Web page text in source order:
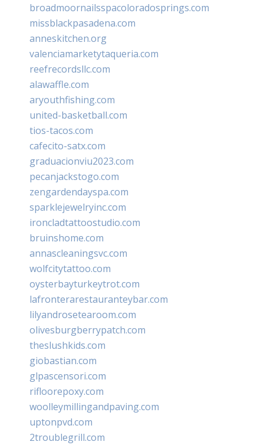
broadmoornailsspacoloradosprings.com
missblackpasadena.com
anneskitchen.org
valenciamarketytaqueria.com
reefrecordsllc.com
alawaffle.com
aryouthfishing.com
united-basketball.com
tios-tacos.com
cafecito-satx.com
graduacionviu2023.com
pecanjackstogo.com
zengardendayspa.com
sparklejewelryinc.com
ironcladtattoostudio.com
bruinshome.com
annascleaningsvc.com
wolfcitytattoo.com
oysterbayturkeytrot.com
lafronterarestauranteybar.com
lilyandrosetearoom.com
olivesburgberrypatch.com
theslushkids.com
giobastian.com
glpascensori.com
rifloorepoxy.com
woolleymillingandpaving.com
uptonpvd.com
2troublegrill.com